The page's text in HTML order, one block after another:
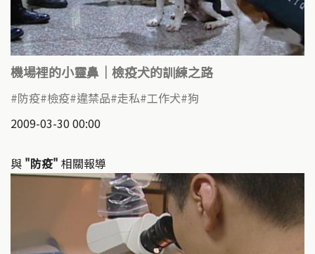
機場裡的小靈鼻｜檢疫犬的訓練之路
防疫 檢疫 違禁品 走私 工作犬 狗
2009-03-30 00:00
與 "防疫" 相關報導